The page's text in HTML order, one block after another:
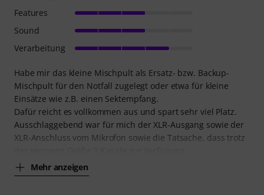
Habe mir das kleine Mischpult als Ersatz- bzw. Backup-
Mischpult für den Notfall zugelegt oder etwa für kleine
Einsätze wie z.B. einen Sektempfang.
Dafür reicht es vollkommen aus und spart sehr viel Platz.
Ausschlaggebend war für mich der XLR-Ausgang sowie der
XLR-Anschluss vom Mikrofon sowie die Tatsache, dass trotz
Mehr anzeigen
Features
Sound
Verarbeitung